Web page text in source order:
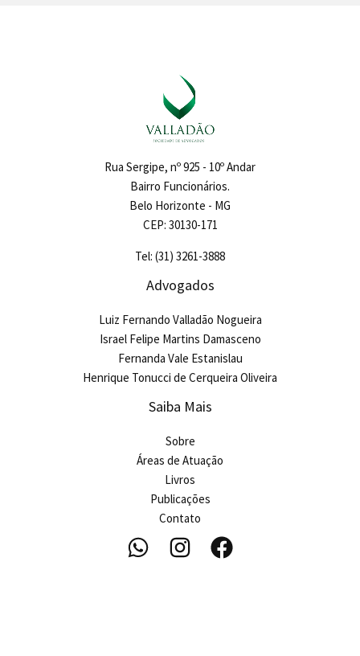
Rua Sergipe, nº 925 - 10º Andar
Bairro Funcionários.
Belo Horizonte - MG
CEP: 30130-171
Tel: (31) 3261-3888
Advogados
Luiz Fernando Valladão Nogueira
Israel Felipe Martins Damasceno
Fernanda Vale Estanislau
Henrique Tonucci de Cerqueira Oliveira
Saiba Mais
Sobre
Áreas de Atuação
Livros
Publicações
Contato